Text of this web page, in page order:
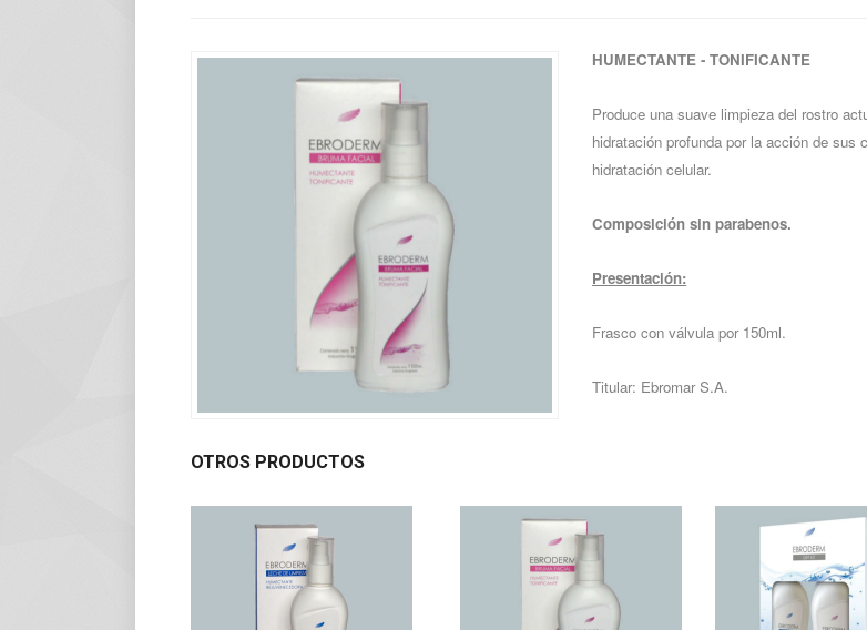
HUMECTANTE - TONIFICANTE
Produce una suave limpieza del rostro
hidratación profunda por la acción de
hidratación celular.
Composición sin parabenos.
Presentación:
Frasco con válvula por 150ml.
Titular: Ebromar S.A.
OTROS PRODUCTOS